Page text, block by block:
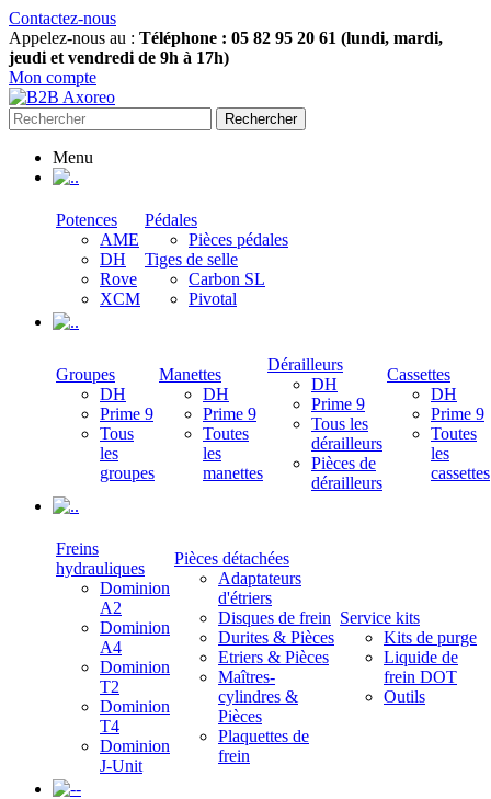
Contactez-nous
Appelez-nous au : Téléphone : 05 82 95 20 61 (lundi, mardi,
jeudi et vendredi de 9h à 17h)
Mon compte
Rechercher
Menu
.
Potences
AME
DH
Rove
XCM
Pédales
Pièces pédales
Tiges de selle
Carbon SL
Pivotal
.
Groupes
DH
Prime 9
Tous
les
groupes
Manettes
DH
Prime 9
Toutes
les
manettes
Dérailleurs
DH
Prime 9
Tous les
dérailleurs
Pièces de
dérailleurs
Cassettes
DH
Prime 9
Toutes
les
cassettes
.
Freins
hydrauliques
Dominion
A2
Dominion
A4
Dominion
T2
Dominion
T4
Dominion
J-Unit
Pièces détachées
Adaptateurs
d'étriers
Disques de frein
Durites & Pièces
Etriers & Pièces
Maîtres-
cylindres &
Pièces
Plaquettes de
frein
Service kits
Kits de purge
Liquide de
frein DOT
Outils
-